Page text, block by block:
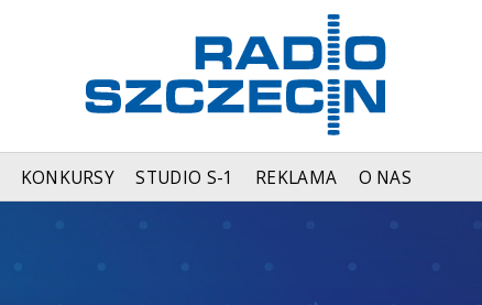
KONKURSY STUDIO S-1 REKLAMA O NAS